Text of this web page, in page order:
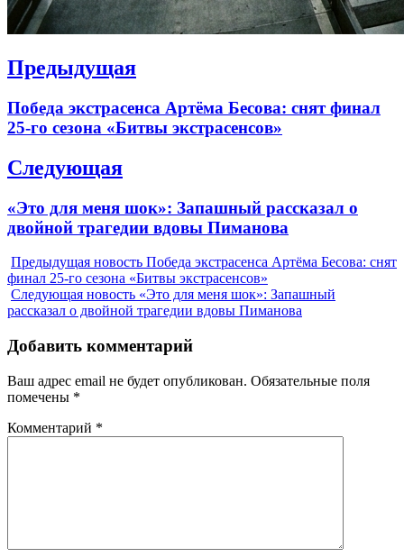
Навигация
записям
Предыдущая
Previous
post:
Победа экстрасенса Артёма Бесова: снят финал
25-го сезона «Битвы экстрасенсов»
Следующая
Next
«Это для меня шок»: Запашный рассказал о
двойной трагедии вдовы Пиманова
Предыдущая новость Победа экстрасенса Артёма Бесова: снят
финал 25-го сезона «Битвы экстрасенсов»
Следующая новость «Это для меня шок»: Запашный
рассказал о двойной трагедии вдовы Пиманова
Добавить комментарий
Ваш адрес email не будет опубликован. Обязательные поля
помечены *
Комментарий *